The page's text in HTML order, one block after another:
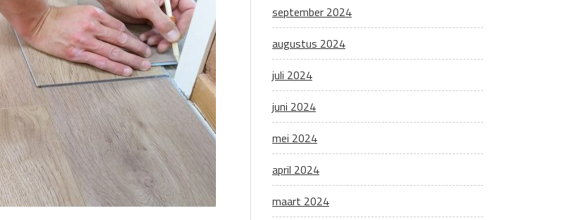
september 2024
augustus 2024
juli 2024
juni 2024
mei 2024
april 2024
maart 2024